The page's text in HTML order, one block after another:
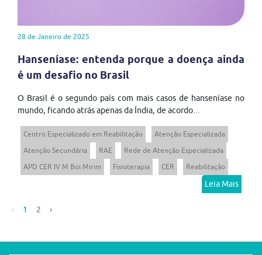
28 de Janeiro de 2025
Hanseníase: entenda porque a doença ainda
é um desafio no Brasil
O Brasil é o segundo país com mais casos de hanseníase no
mundo, ficando atrás apenas da Índia, de acordo...
Centro Especializado em Reabilitação
Atenção Especializada
Atenção Secundária
RAE
Rede de Atenção Especializada
APD CER IV M Boi Mirim
Fisioterapia CER Reabilitação
Leia Mais
‹ 1 2 ›